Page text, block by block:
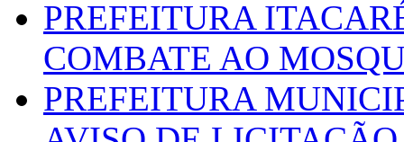
PREFEITURA
COMBATE AO
PREFEITURA